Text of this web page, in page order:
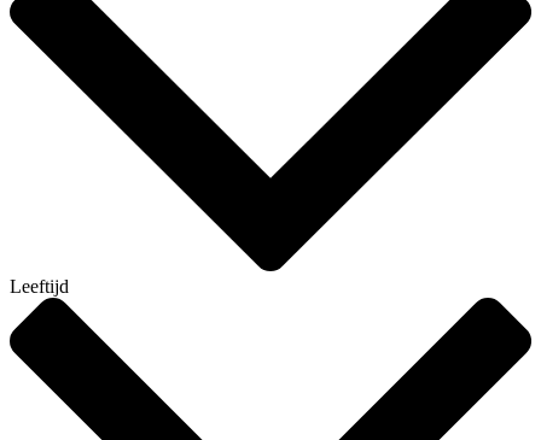
Leeftijd